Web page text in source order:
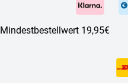
Mindestbestellwert 19,95€